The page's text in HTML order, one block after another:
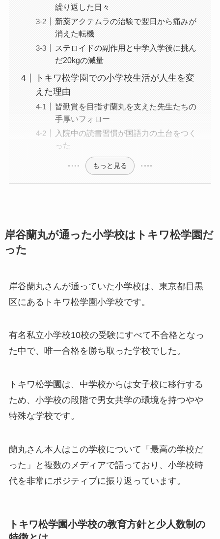
繰り返した日々
新薬アクテムラの治験で翌日から痛みが
消えた転機
ステロイドの副作用と中学入学後に挑ん
だ20kgの減量
トキワ松学園での小学校生活が人生を変
えた理由
皆勤賞を目指す蘭丸を支えた先生たちの
手厚いフォロー
入院中の読書習慣が国語力の土台をつく
った
もっと見る
岸谷蘭丸が通った小学校はトキワ松学園だ
った
岸谷蘭丸さんが通っていた小学校は、東京都目黒
区にあるトキワ松学園小学校です。
有名私立小学校10校の受験にすべて不合格となっ
た中で、唯一合格を勝ち取った学校でした。
トキワ松学園は、中学校からは女子校に移行する
ため、小学校の段階で男女共学の環境を持つやや
特殊な学校です。
蘭丸さん本人はこの学校について「最高の学校だ
った」と複数のメディアで語っており、小学校時
代を非常にポジティブに振り返っています。
トキワ松学園小学校の教育方針と少人数制の